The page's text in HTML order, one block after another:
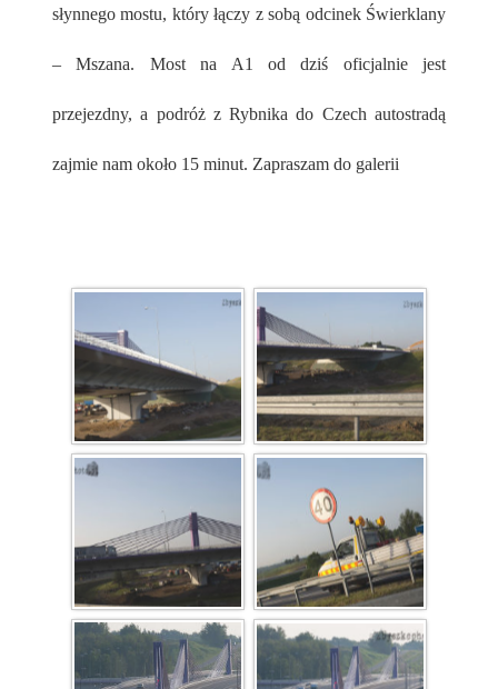
słynnego mostu, który łączy z sobą odcinek Świerklany
– Mszana. Most na A1 od dziś oficjalnie jest
przejezdny, a podróż z Rybnika do Czech autostradą
zajmie nam około 15 minut. Zapraszam do galerii